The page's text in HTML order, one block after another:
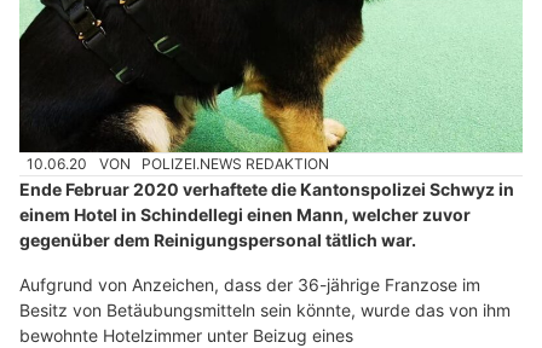
10.06.20 VON POLIZEI.NEWS REDAKTION
Ende Februar 2020 verhaftete die Kantonspolizei Schwyz in
einem Hotel in Schindellegi einen Mann, welcher zuvor
gegenüber dem Reinigungspersonal tätlich war.
Aufgrund von Anzeichen, dass der 36-jährige Franzose im
Besitz von Betäubungsmitteln sein könnte, wurde das von ihm
bewohnte Hotelzimmer unter Beizug eines